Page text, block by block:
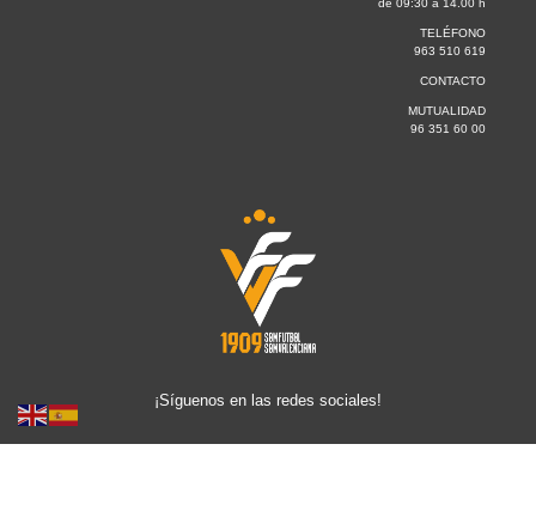
de 09:30 a 14.00 h
TELÉFONO
963 510 619
CONTACTO
MUTUALIDAD
96 351 60 00
¡Síguenos en las redes sociales!